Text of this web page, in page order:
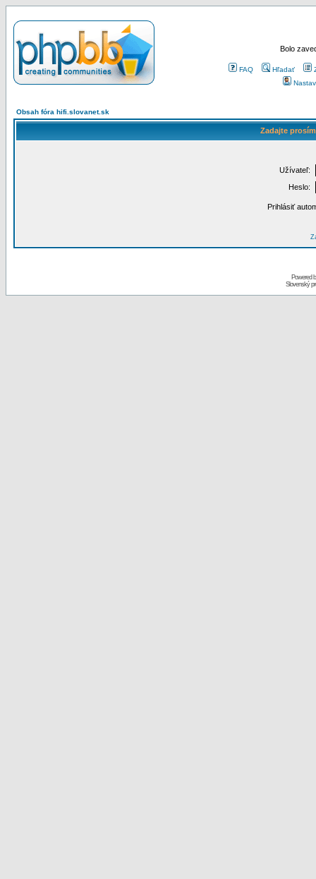
Bolo
FAQ Hľadať
Obsah fóra hifi.slovanet.sk
Zadajte
Užívateľ:
Heslo:
Prihlásiť
Powered
Slovenský